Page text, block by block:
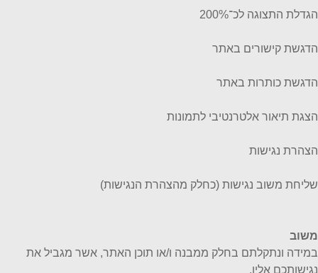
הגדלת התצוגה לכ־200%
הדגשת קישורים באתר
הדגשת כותרות באתר
הצגת תיאור אלטרנטיבי לתמונות
הצהרת נגישות
שליחת משוב נגישות (כחלק מהצהרת הנגישות)
משוב
במידה ונתקלתם בחלק ממבנה ו/או תוכן האתר, אשר מגביל את
נגישותכם אליו,